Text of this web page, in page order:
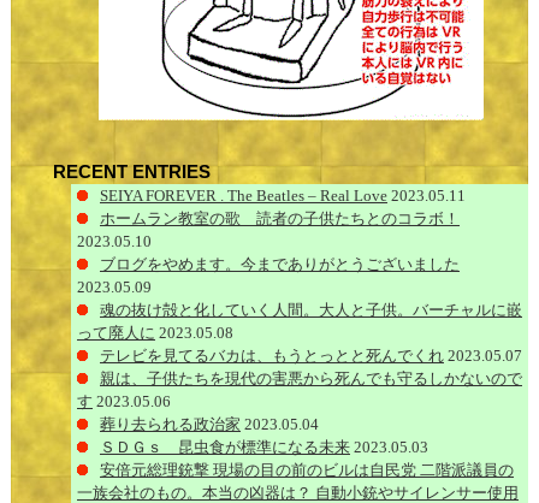
RECENT ENTRIES
SEIYA FOREVER . The Beatles – Real Love 2023.05.11
ホームラン教室の歌 読者の子供たちとのコラボ！
2023.05.10
ブログをやめます。今までありがとうございました
2023.05.09
魂の抜け殻と化していく人間。大人と子供。バーチャルに嵌
って廃人に 2023.05.08
テレビを見てるバカは、もうとっとと死んでくれ 2023.05.07
親は、子供たちを現代の害悪から死んでも守るしかないので
す 2023.05.06
葬り去られる政治家 2023.05.04
ＳＤＧｓ 昆虫食が標準になる未来 2023.05.03
安倍元総理銃撃 現場の目の前のビルは自民党 二階派議員の
一族会社のもの。本当の凶器は？ 自動小銃やサイレンサー使用